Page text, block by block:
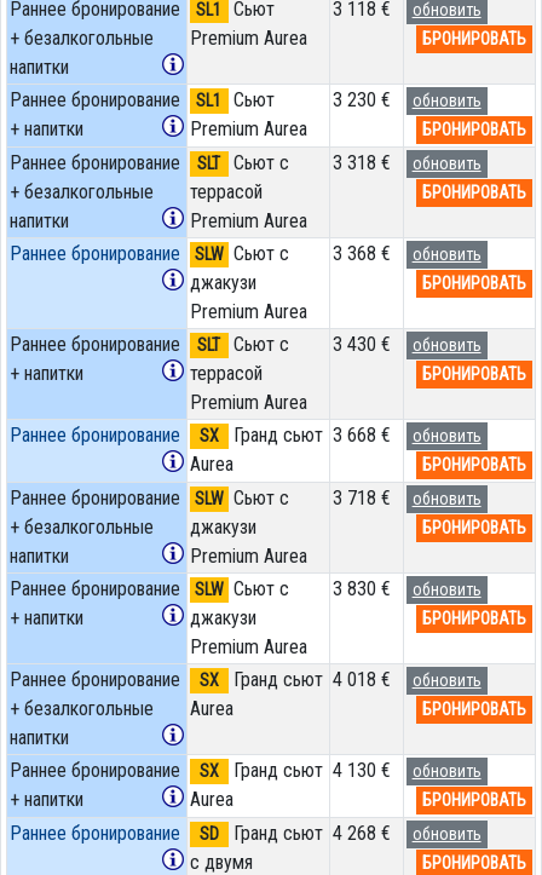
Раннее бронирование
+ безалкогольные
напитки
SL1
Сьют
Premium Aurea
3 118 €
обновить
БРОНИРОВАТЬ
Раннее бронирование
+ напитки
SL1
Сьют
Premium Aurea
3 230 €
обновить
БРОНИРОВАТЬ
Раннее бронирование
+ безалкогольные
напитки
SLT
Сьют с
террасой
Premium Aurea
3 318 €
обновить
БРОНИРОВАТЬ
Раннее бронирование SLW Сьют с
джакузи
Premium Aurea
3 368 €
обновить
БРОНИРОВАТЬ
Раннее бронирование
+ напитки
SLT
Сьют с
террасой
Premium Aurea
3 430 €
обновить
БРОНИРОВАТЬ
Раннее бронирование SX
Гранд сьют
Aurea
3 668 €
обновить
БРОНИРОВАТЬ
Раннее бронирование
+ безалкогольные
напитки
SLW Сьют с
джакузи
Premium Aurea
3 718 €
обновить
БРОНИРОВАТЬ
Раннее бронирование
+ напитки
SLW Сьют с
джакузи
Premium Aurea
3 830 €
обновить
БРОНИРОВАТЬ
Раннее бронирование
+ безалкогольные
напитки
SX
Гранд сьют
Aurea
4 018 €
обновить
БРОНИРОВАТЬ
Раннее бронирование
+ напитки
SX
Гранд сьют
Aurea
4 130 €
обновить
БРОНИРОВАТЬ
Раннее бронирование SD
Гранд сьют
с двумя
4 268 €
обновить
БРОНИРОВАТЬ